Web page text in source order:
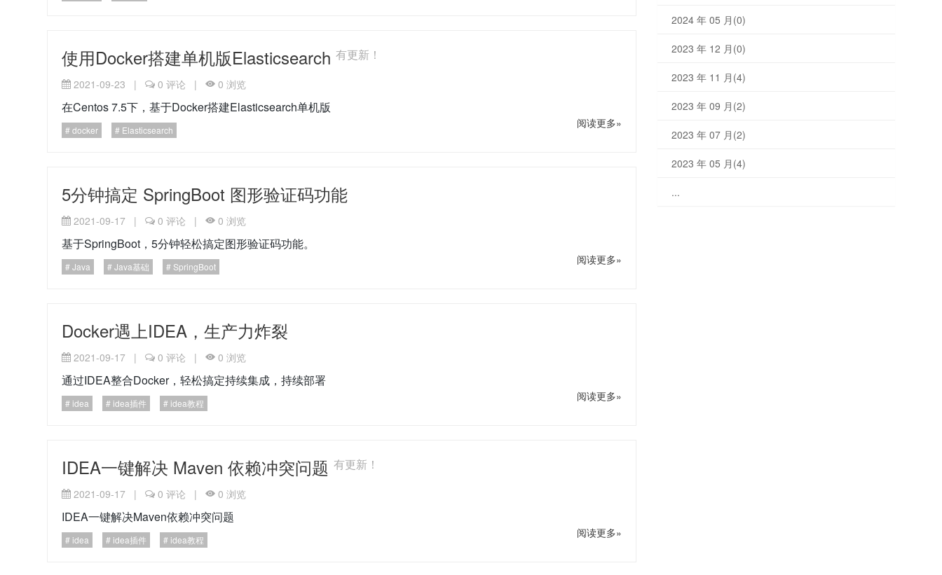
使用Docker搭建单机版Elasticsearch有更新！
2021-09-23 | 0 评论 | 0 浏览
在Centos 7.5下，基于Docker搭建Elasticsearch单机版
docker Elasticsearch
阅读更多»
5分钟搞定 SpringBoot 图形验证码功能
2021-09-17 | 0 评论 | 0 浏览
基于SpringBoot，5分钟轻松搞定图形验证码功能。
Java Java基础 SpringBoot
阅读更多»
Docker遇上IDEA，生产力炸裂
2021-09-17 | 0 评论 | 0 浏览
通过IDEA整合Docker，轻松搞定持续集成，持续部署
idea idea插件 idea教程
阅读更多»
IDEA一键解决 Maven 依赖冲突问题有更新！
2021-09-17 | 0 评论 | 0 浏览
IDEA一键解决Maven依赖冲突问题
idea idea插件 idea教程
阅读更多»
2024 年 05 月(0)
2023 年 12 月(0)
2023 年 11 月(4)
2023 年 09 月(2)
2023 年 07 月(2)
2023 年 05 月(4)
...